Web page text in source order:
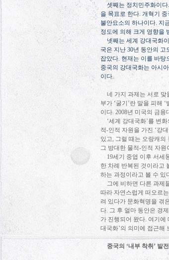
셋째는 정치민주화이다.
을 목표로 한다. 개혁기
불안요소의 하나이다. 지
정도에 의해 크게 영향을
넷째는 세계 강대국화
국은 지난 30년 동안의 고
잡았다. 현재는 이를 바탕
중국의 강대국화는 아시
이다.
네 가지 과제는 서로 맞
부가 ‘굴기 ’란 말을 피해 ‘
이다. 2008년 미국의 금융
‘세계 강대국화’를 변
적-인적 자원을 가진 ‘강
있고, 그럴 때는 오랑캐의
그 방대한 물적-인적 자원
19세기 중엽 이후 서세
한 차례 반복된 것이라고
하는 과정이라고 볼 수 있
그에 비하면 다른 과제
따라 자연스럽게 떠오르
려 있다가 문화혁명을 겪
다. 그 후 얼마 동안은 경
가 진행되어 왔다. 여기에
대국화’의 의미에 접근해
중국의 ‘내부 착취’ 발